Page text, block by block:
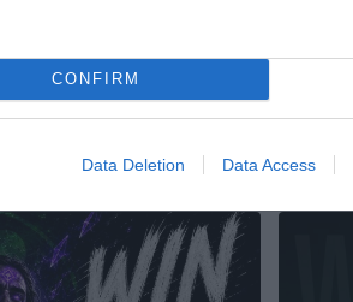
CONFIRM
Data Deletion Data Access